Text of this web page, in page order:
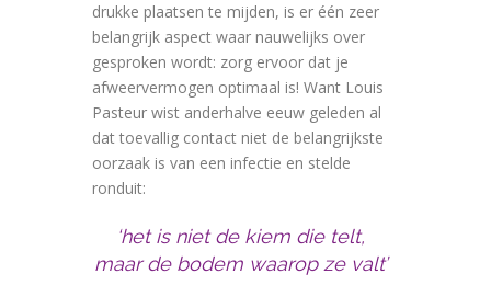
drukke plaatsen te mijden, is er één zeer
belangrijk aspect waar nauwelijks over
gesproken wordt: zorg ervoor dat je
afweervermogen optimaal is! Want Louis
Pasteur wist anderhalve eeuw geleden al
dat toevallig contact niet de belangrijkste
oorzaak is van een infectie en stelde
ronduit:
‘het is niet de kiem die telt,
maar de bodem waarop ze valt’